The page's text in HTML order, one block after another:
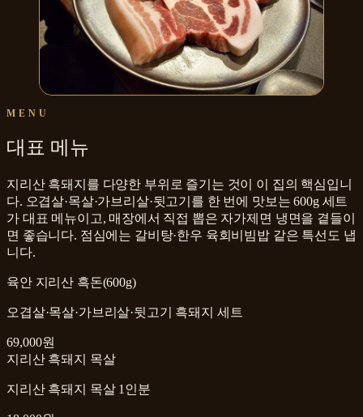
MENU
대표 메뉴
지리산 흑돼지를 다양한 부위로 즐기는 것이 이 집의 핵심입니
다. 오겹살·목살·가브리살·뒷고기를 한 번에 맛보는 600g 세트
가 대표 메뉴이고, 매장에서 직접 뽑은 자가제면 냉면을 곁들이
면 좋습니다. 점심에는 갈비탕·한우 육회비빔밥 같은 특선도 냅
니다.
육안 지리산 흑돈(600g)
오겹살·목살·가브리살·뒷고기 흑돼지 세트
69,000원
지리산 흑돼지 목살
지리산 흑돼지 목살 1인분